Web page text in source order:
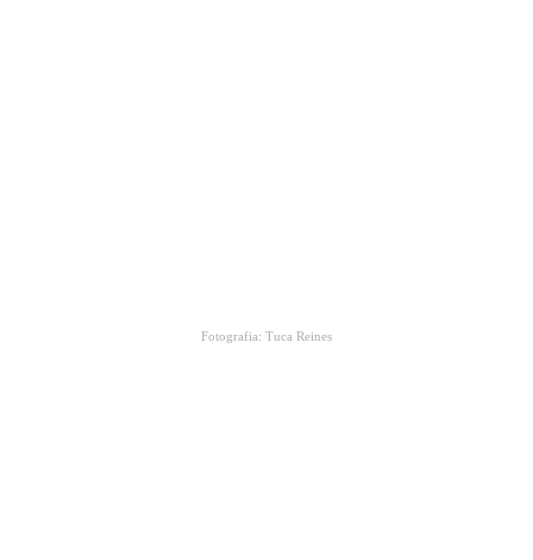
Fotografia: Tuca Reines